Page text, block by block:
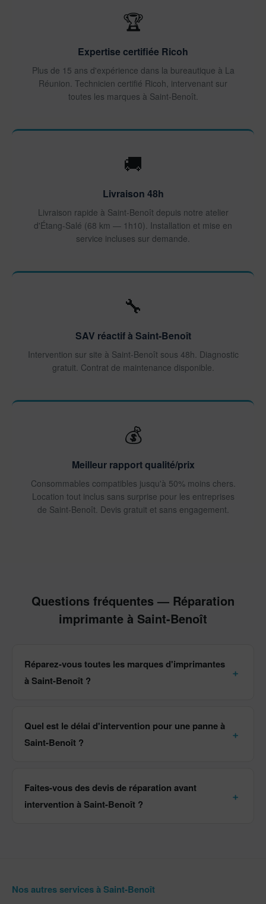
🏆
Expertise certifiée Ricoh
Plus de 15 ans d'expérience dans la bureautique à La
Réunion. Technicien certifié Ricoh, intervenant sur
toutes les marques à Saint-Benoît.
🚚
Livraison 48h
Livraison rapide à Saint-Benoît depuis notre atelier
d'Étang-Salé (68 km — 1h10). Installation et mise en
service incluses sur demande.
🔧
SAV réactif à Saint-Benoît
Intervention sur site à Saint-Benoît sous 48h. Diagnostic
gratuit. Contrat de maintenance disponible.
💰
Meilleur rapport qualité/prix
Consommables compatibles jusqu'à 50% moins chers.
Location tout inclus sans surprise pour les entreprises
de Saint-Benoît. Devis gratuit et sans engagement.
Questions fréquentes — Réparation
imprimante à Saint-Benoît
Réparez-vous toutes les marques d'imprimantes
à Saint-Benoît ?
Quel est le délai d'intervention pour une panne à
Saint-Benoît ?
Faites-vous des devis de réparation avant
intervention à Saint-Benoît ?
Nos autres services à Saint-Benoît